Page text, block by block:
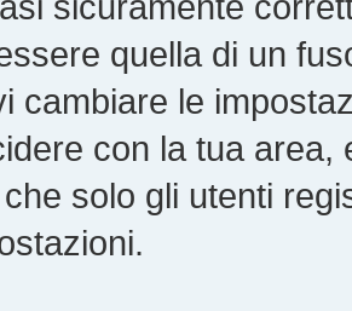
quella di un
cambiare le
con la tua area,
solo gli utenti